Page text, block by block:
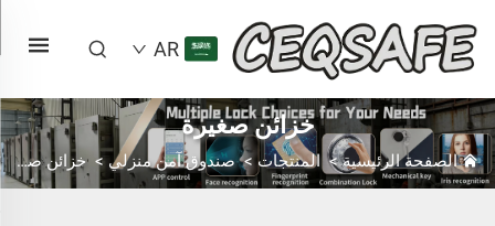
AR
خزائن صغيرة
الصفحة الرئيسية> المنتجات >صندوق آمن منزلي>خزائن صغيرة